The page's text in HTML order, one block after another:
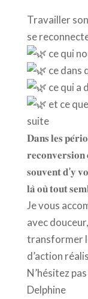
Travailler
se
ce qui
ce dans
ce qui a
et ce
suite
𝐃𝐚𝐧𝐬 𝐥𝐞𝐬
𝐫𝐞𝐜𝐨𝐧𝐯𝐞𝐫𝐬𝐢𝐨𝐧
𝐬𝐨𝐮𝐯𝐞𝐧𝐭 𝐝’𝐲
𝐥𝐚̀ 𝐨𝐮̀ 𝐭𝐨𝐮𝐭
Je vous
avec
transformer
d’action
N’hésitez
Delphine